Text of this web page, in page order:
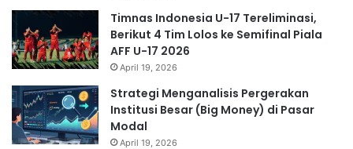
Timnas Indonesia U-17 Tereliminasi,
Berikut 4 Tim Lolos ke Semifinal Piala
AFF U-17 2026
April 19, 2026
Strategi Menganalisis Pergerakan
Institusi Besar (Big Money) di Pasar
Modal
April 19, 2026